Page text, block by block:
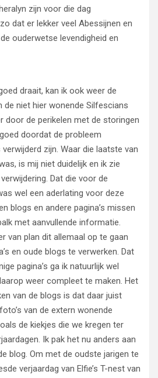
zijn voor die dag
dat er lekker veel Abessijnen en
ouderwetse levendigheid en
draait, kan ik ook weer de
de niet hier wonende Silfescians
door de perikelen met de storingen
doordat de probleem
zijn. Waar die laatste van
is mij niet duidelijk en ik zie
Dat die voor de
wel een aderlating voor deze
blogs en andere pagina’s missen
met aanvullende informatie.
van plan dit allemaal op te gaan
en oude blogs te verwerken. Dat
pagina’s ga ik natuurlijk wel
weer compleet te maken. Het
van de blogs is dat daar juist
van de extern wonende
de kiekjes die we kregen ter
Ik pak het nu anders aan
blog. Om met de oudste jarigen te
verjaardag van Elfie’s T-nest van